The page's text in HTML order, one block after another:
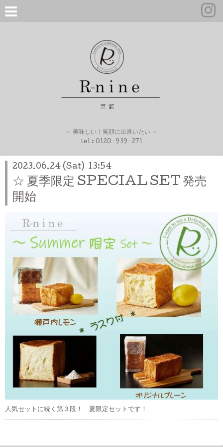
～ 美味しい！笑顔に出逢いたい ～
tel : 0120-939-271
2023.06.24 (Sat) 13:54
☆ 夏季限定 SPECIAL SET 発売
開始
人気セットに続く第３段！ 夏限定セットです！